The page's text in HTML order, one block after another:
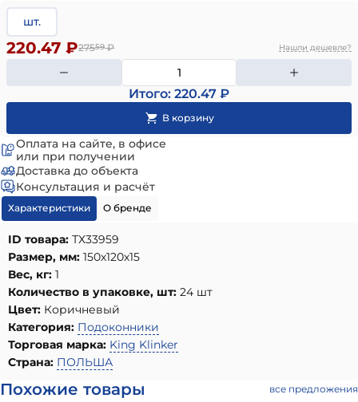
шт.
27559₽
220.47 ₽ Нашли дешевле?
Итого: 220.47 ₽
Оплата на сайте, в офисе
или при получении
Доставка до объекта
Консультация и расчёт
Характеристики О бренде
ID товара: ТХ33959
Размер, мм: 150х120х15
Вес, кг: 1
Количество в упаковке, шт: 24 шт
Цвет: Коричневый
Категория: Подоконники
Торговая марка: King Klinker
Страна: ПОЛЬША
Похожие товары все предложения